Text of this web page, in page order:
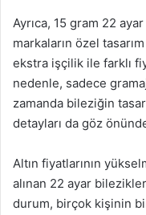
Ayrıca, 15 gram 22
markaların özel
ekstra işçilik ile farklı
nedenle, sadece
zamanda bileziğin
detayları da göz
Altın fiyatlarının
alınan 22 ayar
durum, birçok kişinin